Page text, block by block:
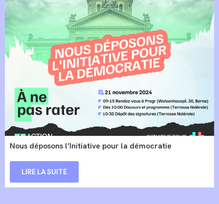
Nous déposons l’Initiative pour la démocratie
LIRE LA SUITE